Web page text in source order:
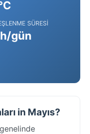
SÜRESI
gün
in Mayıs?